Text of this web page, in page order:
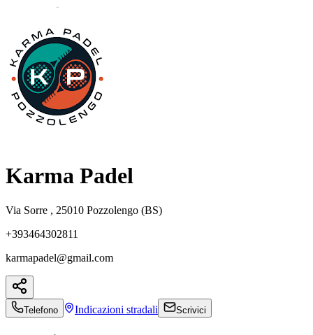
Karma Padel
Via Sorre , 25010 Pozzolengo (BS)
+393464302811
karmapadel@gmail.com
Telefono Indicazioni stradali Scrivici